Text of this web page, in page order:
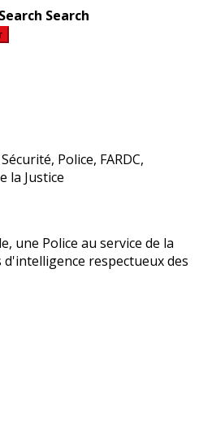
Search Search
Police, FARDC,
la Justice
une Police au service de la
respectueux des